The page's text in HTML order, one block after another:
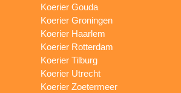
Koerier Gouda
Koerier Groningen
Koerier Haarlem
Koerier Rotterdam
Koerier Tilburg
Koerier Utrecht
Koerier Zoetermeer